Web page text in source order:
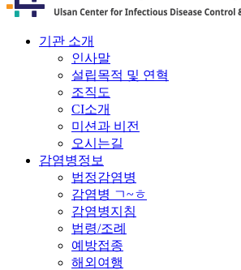
기관 소개
인사말
설립목적 및 연혁
조직도
CI소개
미션과 비전
오시는길
감염병정보
법정감염병
감염병 ㄱ~ㅎ
감염병지침
법령/조례
예방접종
해외여행